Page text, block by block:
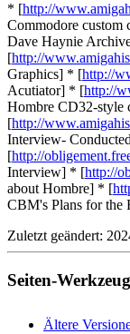
* [http://
Commodore custom
Dave Haynie
[http://
Graphics] * [http://
Acutiator] * [http://
Hombre CD32-style
[http://
Interview-
[http://
Interview] * [http://
about Hombre] * [
CBM's Plans for the
Zuletzt geändert:
Seiten-
Ältere